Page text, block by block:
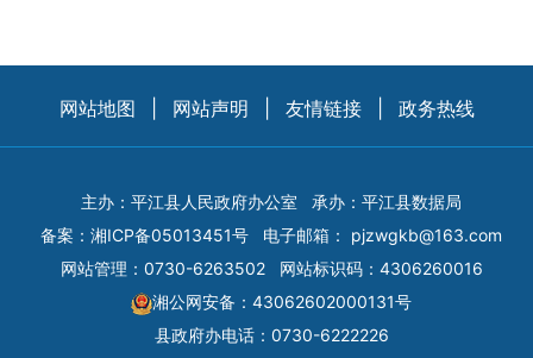
网站地图 网站声明 友情链接 政务热线
主办：平江县人民政府办公室
承办：平江县数据局
备案： 湘ICP备05013451号 电子邮箱： pjzwgkb@163.com
网站管理：0730-6263502
网站标识码：4306260016
湘公网安备：43062602000131号
县政府办电话：0730-6222226